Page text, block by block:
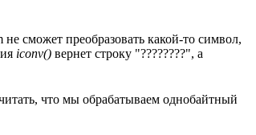
сможет преобразовать какой-то символ,
iconv() вернет строку "????????", а
что мы обрабатываем однобайтный